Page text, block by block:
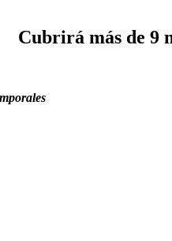
Cubrirá más de 9